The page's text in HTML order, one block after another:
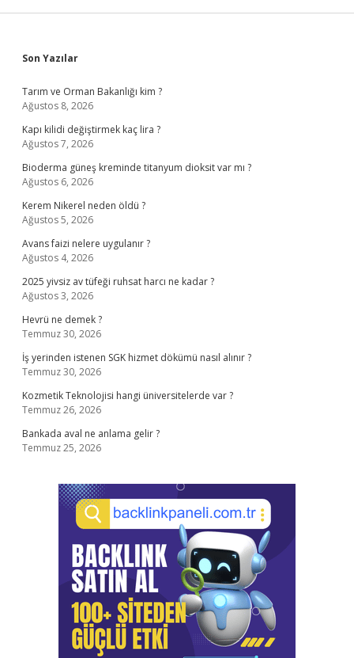
Sidebar
Son Yazılar
Tarım ve Orman Bakanlığı kim ?
Ağustos 8, 2026
Kapı kilidi değiştirmek kaç lira ?
Ağustos 7, 2026
Bioderma güneş kreminde titanyum dioksit var mı ?
Ağustos 6, 2026
Kerem Nikerel neden öldü ?
Ağustos 5, 2026
Avans faizi nelere uygulanır ?
Ağustos 4, 2026
2025 yivsiz av tüfeği ruhsat harcı ne kadar ?
Ağustos 3, 2026
Hevrü ne demek ?
Temmuz 30, 2026
İş yerinden istenen SGK hizmet dökümü nasıl alınır ?
Temmuz 30, 2026
Kozmetik Teknolojisi hangi üniversitelerde var ?
Temmuz 26, 2026
Bankada aval ne anlama gelir ?
Temmuz 25, 2026